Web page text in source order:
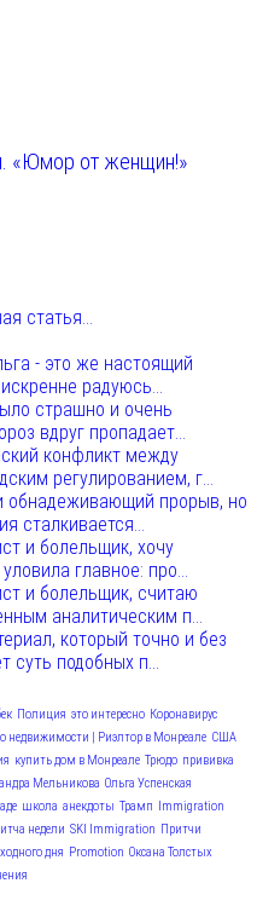
«Юмор от женщин!»
статья...
- это же настоящий
радуюсь...
страшно и очень
вдруг пропадает...
конфликт между
регулированием, г...
обнадеживающий прорыв, но
сталкивается...
и болельщик, хочу
главное: про...
и болельщик, считаю
аналитическим п...
который точно и без
подобных п...
Полиция это интересно Коронавирус
недвижимости | Риэлтор в Монреале США
купить дом в Монреале Трюдо прививка
Мельникова Ольга Успенская
школа анекдоты Трамп Immigration
недели SKI Immigration Притчи
дня Promotion Оксана Толстых